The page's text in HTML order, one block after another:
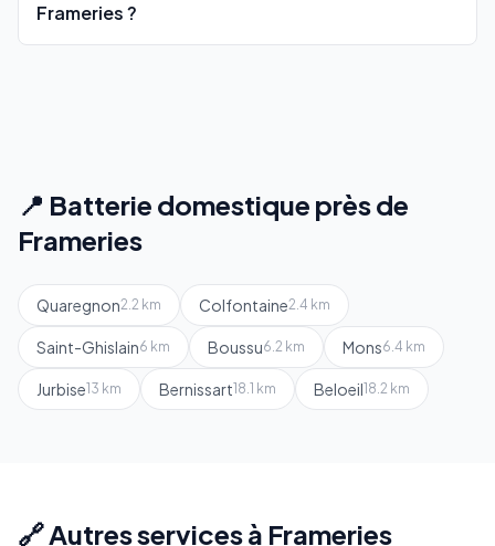
Frameries ?
📍 Batterie domestique près de
Frameries
Quaregnon2.2 km Colfontaine2.4 km
Saint-Ghislain6 km Boussu6.2 km Mons6.4 km
Jurbise13 km Bernissart18.1 km Beloeil18.2 km
🔗 Autres services à Frameries